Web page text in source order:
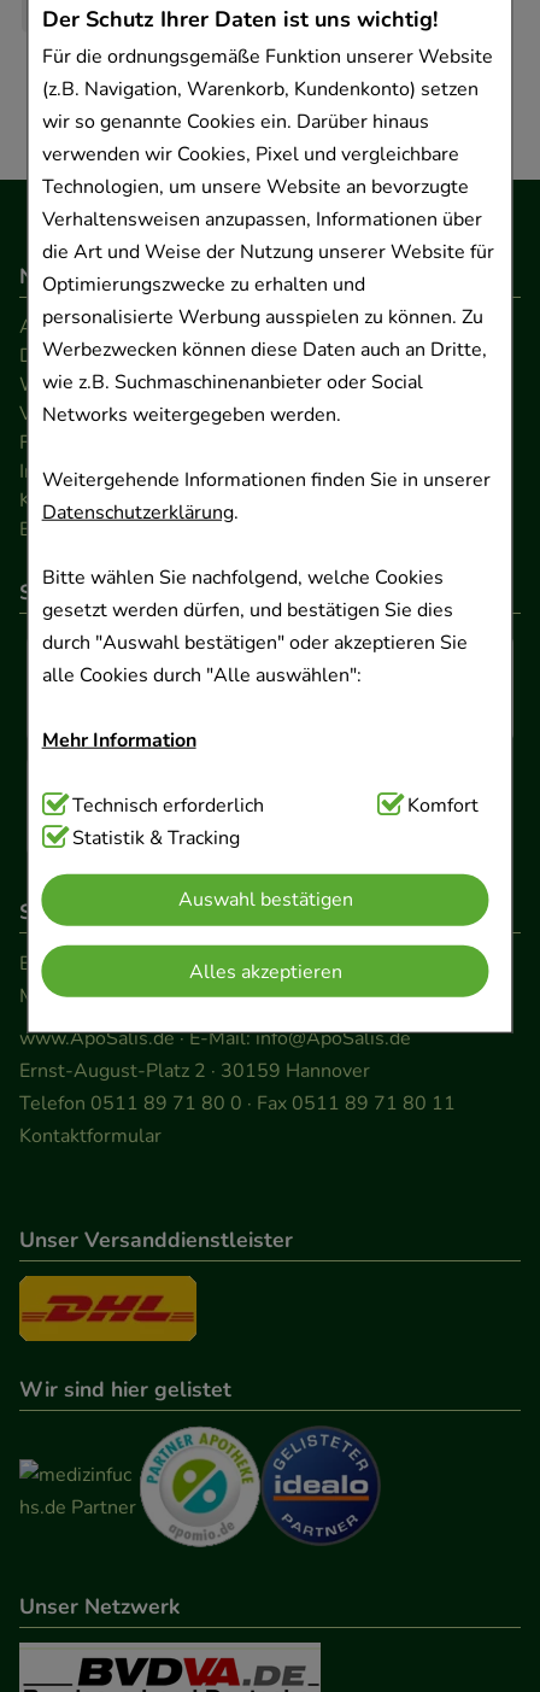
Der Schutz Ihrer Daten ist uns wichtig!
Für die ordnungsgemäße Funktion unserer Website
(z.B. Navigation, Warenkorb, Kundenkonto) setzen
wir so genannte Cookies ein. Darüber hinaus
verwenden wir Cookies, Pixel und vergleichbare
Technologien, um unsere Website an bevorzugte
Verhaltensweisen anzupassen, Informationen über
die Art und Weise der Nutzung unserer Website für
Optimierungszwecke zu erhalten und
personalisierte Werbung ausspielen zu können. Zu
Werbezwecken können diese Daten auch an Dritte,
wie z.B. Suchmaschinenanbieter oder Social
Networks weitergegeben werden.
Weitergehende Informationen finden Sie in unserer
Datenschutzerklärung.
Bitte wählen Sie nachfolgend, welche Cookies
gesetzt werden dürfen, und bestätigen Sie dies
durch "Auswahl bestätigen" oder akzeptieren Sie
alle Cookies durch "Alle auswählen":
Mehr Information
Technisch Notwendig:Hierbei handelt es sich um
Cookies, die für die Grundfunktionen unserer
Website notwendig sind (z.B. Navigation,
Warenkorb, Kundenkonto), weshalb auf diese nicht
verzichtet werden kann.
Komfort:Diese Cookies werden genutzt um das
Einkaufserlebnis noch ansprechender zu gestalten,
beispielsweise für die Wiedererkennung des
Besuchers oder unsere Seite an bevorzugte
Verhaltensweisen (z.B. Spracheinstellung)
anzuzeigen und unser Partnerprogramm zu
betreiben.
Statistik & Tracking:
unserer Website sammeln, mit deren Hilfe wir
unsere Website weiter für Sie optimieren können,
den Inhalt auf unserer Website aber auch die
Werbung auf Drittseiten möglichst relevant für Sie
zu gestalten. Bitte beachten Sie, dass Daten hierfür
teilweise an Dritte wie z.B. Google oder soziale
Technisch erforderlich
Komfort
Statistik & Tracking
Auswahl bestätigen
Alles akzeptieren
Navigation
AGB
Datenschutz
Widerrufsrecht
Versandkosten
FAQ
Impressum
Kontakt
Barrierefreiheitserklärung
So können Sie bezahlen
So erreichen Sie uns
Beratung und Kundenservice:
Montag - Freitag von 9.00 bis 17.00 Uhr
www.ApoSalis.de· E-Mail:info@ApoSalis.de
Ernst-August-Platz 2 · 30159 Hannover
Telefon 0511 89 71 80 0 · Fax 0511 89 71 80 11
Kontaktformular
Unser Versanddienstleister
Wir sind hier gelistet
Unser Netzwerk